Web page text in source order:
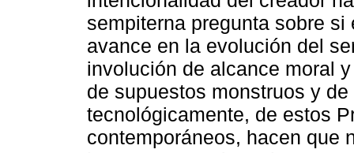
sempiterna pregunta sobre
avance en la evolución del
involución de alcance moral
de supuestos monstruos y
tecnológicamente, de estos
contemporáneos, hacen que